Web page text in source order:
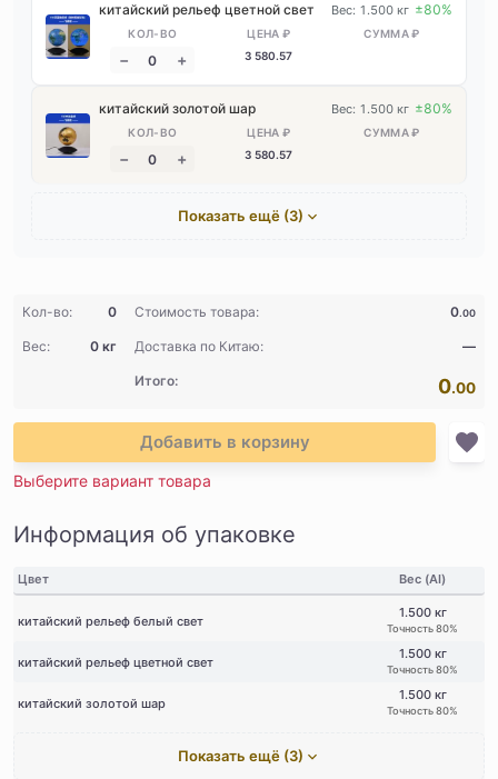
китайский рельеф цветной свет
3 580.57
Вес: 1.500 кг ±80%
китайский золотой шар
3 580.57
Вес: 1.500 кг ±80%
Показать ещё (3)
Кол-во: 0 Стоимость товара: 0.00
Вес: 0 кг Доставка по Китаю: —
Итого: 0.00
Добавить в корзину
Выберите вариант товара
Информация об упаковке
Цвет Вес (AI)
китайский рельеф белый свет
1.500 кг
Точность 80%
китайский рельеф цветной свет
1.500 кг
Точность 80%
китайский золотой шар
1.500 кг
Точность 80%
Показать ещё (3)